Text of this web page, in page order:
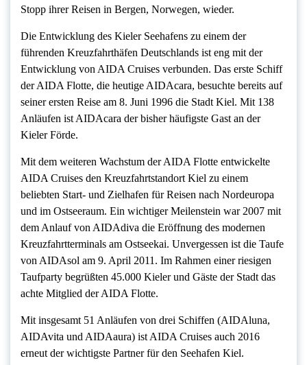
Stopp ihrer Reisen in Bergen, Norwegen, wieder.
Die Entwicklung des Kieler Seehafens zu einem der
führenden Kreuzfahrthäfen Deutschlands ist eng mit der
Entwicklung von AIDA Cruises verbunden. Das erste Schiff
der AIDA Flotte, die heutige AIDAcara, besuchte bereits auf
seiner ersten Reise am 8. Juni 1996 die Stadt Kiel. Mit 138
Anläufen ist AIDAcara der bisher häufigste Gast an der
Kieler Förde.
Mit dem weiteren Wachstum der AIDA Flotte entwickelte
AIDA Cruises den Kreuzfahrtstandort Kiel zu einem
beliebten Start- und Zielhafen für Reisen nach Nordeuropa
und im Ostseeraum. Ein wichtiger Meilenstein war 2007 mit
dem Anlauf von AIDAdiva die Eröffnung des modernen
Kreuzfahrtterminals am Ostseekai. Unvergessen ist die Taufe
von AIDAsol am 9. April 2011. Im Rahmen einer riesigen
Taufparty begrüßten 45.000 Kieler und Gäste der Stadt das
achte Mitglied der AIDA Flotte.
Mit insgesamt 51 Anläufen von drei Schiffen (AIDAluna,
AIDAvita und AIDAaura) ist AIDA Cruises auch 2016
erneut der wichtigste Partner für den Seehafen Kiel.